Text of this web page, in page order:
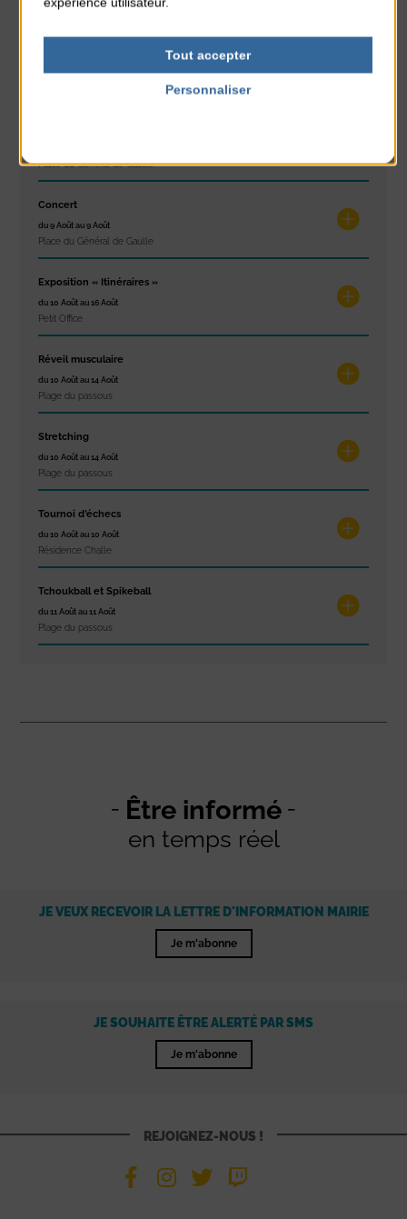
Plage du passous
Concours de châteaux de sable
du 7 Août au 7 Août
Place du Général de Gaulle
Concert
du 9 Août au 9 Août
Place du Général de Gaulle
Exposition « Itinéraires »
du 10 Août au 16 Août
Petit Office
Réveil musculaire
du 10 Août au 14 Août
Plage du passous
Stretching
du 10 Août au 14 Août
Plage du passous
Tournoi d’échecs
du 10 Août au 10 Août
Résidence Challe
Tchoukball et Spikeball
du 11 Août au 11 Août
Plage du passous
Être informé
en temps réel
JE VEUX RECEVOIR LA LETTRE D'INFORMATION MAIRIE
Je m'abonne
JE SOUHAITE ÊTRE ALERTÉ PAR SMS
Je m'abonne
REJOIGNEZ-NOUS !
Tout accepter
Personnaliser